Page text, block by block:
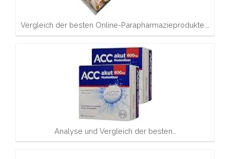
Vergleich der besten Online-Parapharmazieprodukte:…
Analyse und Vergleich der besten…